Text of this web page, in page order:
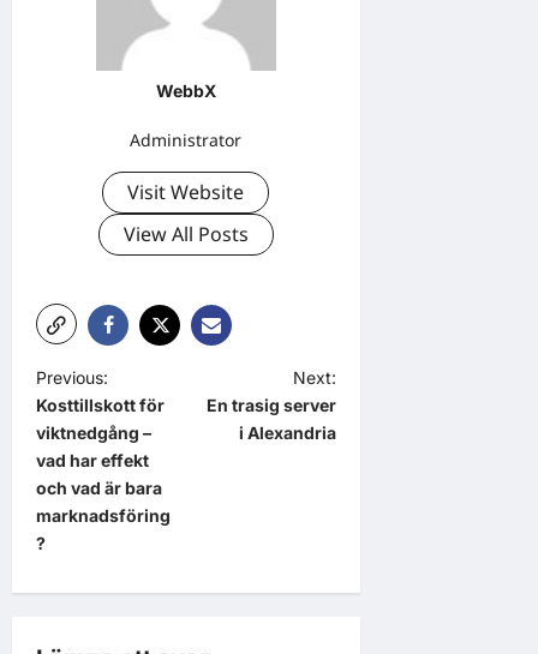
WebbX
Administrator
Visit Website
View All Posts
P
o
s
t
n
Previous:
Kosttillskott för
viktnedgång –
vad har effekt
och vad är bara
marknadsföring
?
Next:
En trasig server
i Alexandria